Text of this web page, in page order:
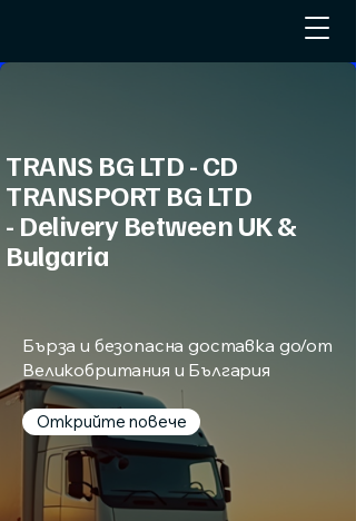
TRANS BG LTD - CD
TRANSPORT BG LTD
- Delivery Between UK &
Bulgaria
Бърза и безопасна доставка до/от
Великобритания и България
Открийте повече